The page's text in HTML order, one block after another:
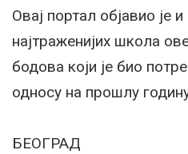
Овај портал објавио је
најтраженијих школа
бодова који је био
односу на прошлу
БЕОГРАД